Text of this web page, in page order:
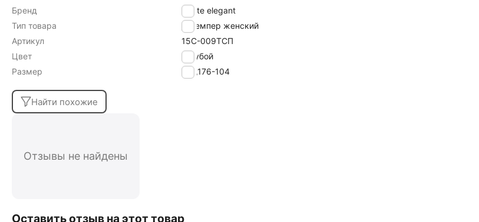
Бренд
Conte elegant
Тип товара
Джемпер женский
Артикул
15С-009ТСП
Цвет
голубой
Размер
170,176-104
Найти похожие
Отзывы не найдены
Оставить отзыв на этот товар